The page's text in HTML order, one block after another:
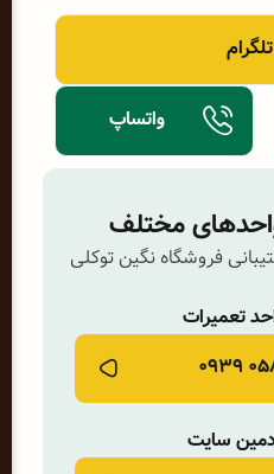
تلگرام
واتساپ
مختلف
فروشگاه نگین توکلی
تعمیرات
ادمین سایت